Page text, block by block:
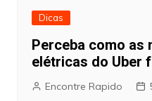
Dicas
Perceba como as
elétricas do Uber
Encontre Rapido